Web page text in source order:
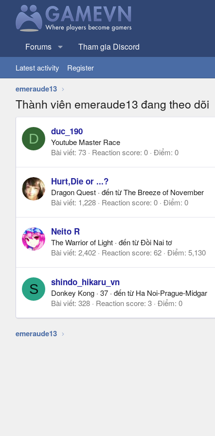
Forums Tham gia Discord
Latest activity Register
emeraude13
Thành viên emeraude13 đang theo dõi
D duc_190
Youtube Master Race
Bài viết 73 Reaction score 0 Điểm 0
Hurt,Die or ...?
Dragon Quest · đến từThe Breeze of November
Bài viết 1,228 Reaction score 0 Điểm 0
Neito R
The Warrior of Light · đến từĐồi Nai tơ
Bài viết 2,402 Reaction score 62 Điểm 5,130
S shindo_hikaru_vn
Donkey Kong · 37 · đến từ Ha Noi-Prague-Midgar
Bài viết 328 Reaction score 3 Điểm 0
emeraude13